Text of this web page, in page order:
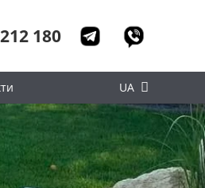
180
UA